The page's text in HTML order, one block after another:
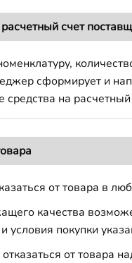
счет
сформирует и
на
от товара в
качества
покупки
от товара